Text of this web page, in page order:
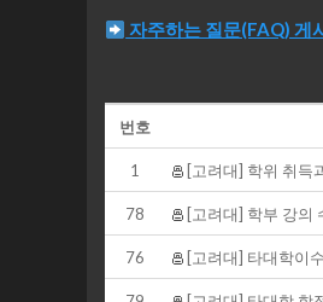
자주하는 질문(FAQ) 게
번호
1 [고려대] 학위 취득
78 [고려대] 학부 강의
76 [고려대] 타대학이